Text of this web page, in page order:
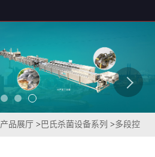
产品展厅 > 巴氏杀菌设备系列 >多段控